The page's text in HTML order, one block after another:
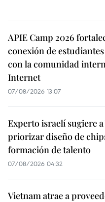
APIE Camp 2026
conexión de
con la comunidad
Internet
07/08/2026 13:07
Experto israelí sugiere
priorizar diseño de
formación de talento
07/08/2026 04:32
Vietnam atrae a